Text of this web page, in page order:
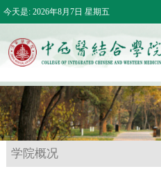
今天是: 2026年8月7日 星期五
学院概况